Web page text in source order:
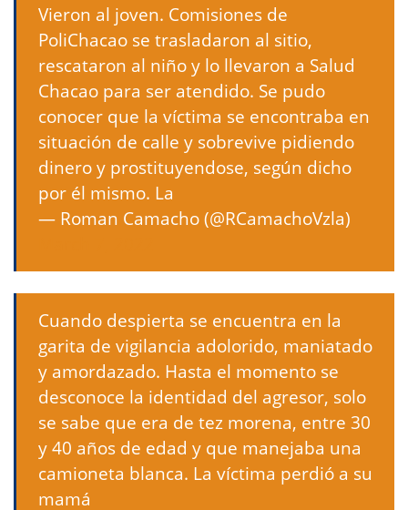
Vieron al joven. Comisiones de
PoliChacao se trasladaron al sitio,
rescataron al niño y lo llevaron a Salud
Chacao para ser atendido. Se pudo
conocer que la víctima se encontraba en
situación de calle y sobrevive pidiendo
dinero y prostituyendose, según dicho
por él mismo. La
— Roman Camacho (@RCamachoVzla)
Cuando despierta se encuentra en la
garita de vigilancia adolorido, maniatado
y amordazado. Hasta el momento se
desconoce la identidad del agresor, solo
se sabe que era de tez morena, entre 30
y 40 años de edad y que manejaba una
camioneta blanca. La víctima perdió a su
mamá